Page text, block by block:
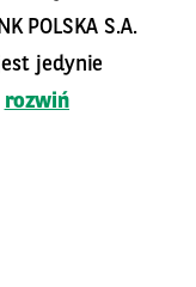
POLSKA S.A.
jedynie
rozwiń